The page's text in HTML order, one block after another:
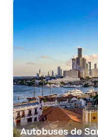
Autobuses de